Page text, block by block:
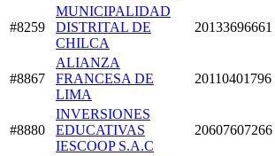
#8259
MUNICIPALIDAD
DISTRITAL DE
CHILCA
20133696661
#8867
ALIANZA
FRANCESA DE
LIMA
20110401796
#8880
INVERSIONES
EDUCATIVAS
IESCOOP S.A.C
20607607266